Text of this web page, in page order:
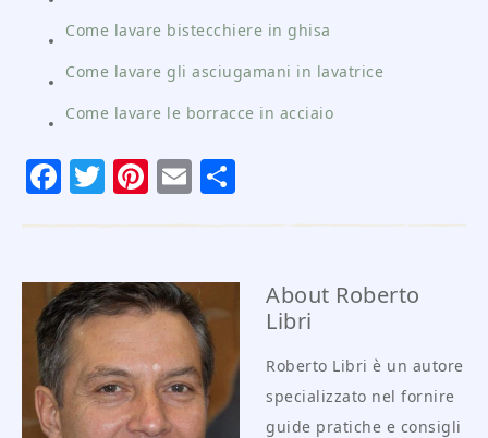
Come lavare bistecchiere in ghisa
Come lavare gli asciugamani in lavatrice
Come lavare le borracce in acciaio
Facebook
Twitter
Pinterest
Email
About Roberto
Libri
Roberto Libri è un autore
specializzato nel fornire
guide pratiche e consigli